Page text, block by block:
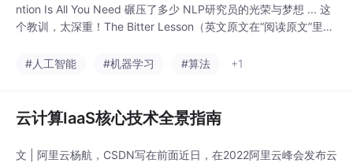
ntion Is All You Need 碾压了多少 NLP研究员的光荣与梦想 ... 这
个教训，太深重！The Bitter Lesson（英文原文在“阅读原文”里）
过于重视人类既有经验和知识，而如今发现只有通用计算方法（蛮
#人工智能 #机器学习 #算法 +1
云计算IaaS核心技术全景指南
文 | 阿里云杨航，CSDN写在前面近日，在2022阿里云峰会发布云